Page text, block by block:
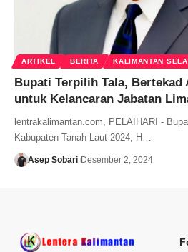
ARTIKEL BERITA KALIMANTAN
Bupati Terpilih Tala, Bertekad
untuk Kelancaran Jabatan
lentrakalimantan.com, PELAIHARI -
Kabupaten Tanah Laut 2024, H…
Asep Sobari Desember 2, 2024